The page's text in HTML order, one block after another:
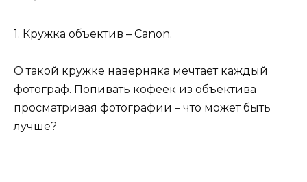
1. Кружка объектив – Canon.
О такой кружке наверняка мечтает каждый
фотограф. Попивать кофеек из объектива
просматривая фотографии – что может быть
лучше?